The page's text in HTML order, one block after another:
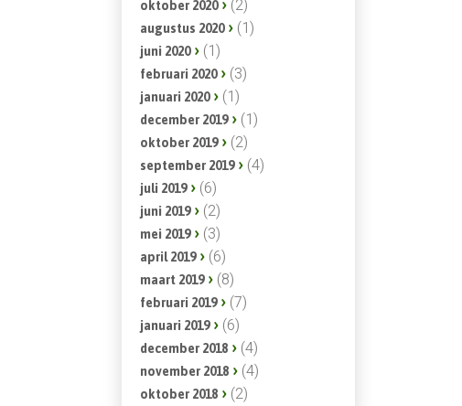
oktober 2020 (2)
augustus 2020 (1)
juni 2020 (1)
februari 2020 (3)
januari 2020 (1)
december 2019 (1)
oktober 2019 (2)
september 2019 (4)
juli 2019 (6)
juni 2019 (2)
mei 2019 (3)
april 2019 (6)
maart 2019 (8)
februari 2019 (7)
januari 2019 (6)
december 2018 (4)
november 2018 (4)
oktober 2018 (2)